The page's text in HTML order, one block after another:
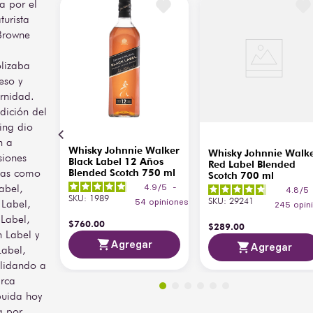
coleccionistas como para
amantes del whisky, esta
edición Air-Ink fusiona arte
y destilación en una
propuesta única. Puede
disfrutarse solo, en las
rocas o como base para
cócteles sofisticados,
reflejando el carácter
versátil y elegante de la
línea Black Label.
La artista mexicana Paola
Delfín resalta con su
diseño el alma de la
Ciudad de México al unir
sus raíces ancestrales y su
espíritu moderno.
Encuentra esta edición
limitada de Johnnie
Walker Black Air Ink en
Bodegas Alianza. Esta
edición especial de
Johnnie Walker Black
por el
y
del
dio
a
como
Label y
a
hoy
Whisky Johnnie Walker
Black Label 12 Años
Blended Scotch 750 ml
4.9 /5
-
54 opiniones
SKU: 1989
$760.00
Agregar
Whisky Johnnie
Red Label Blended
Scotch 700 ml
4.8 /5
245
SKU: 29241
$289.00
Agregar